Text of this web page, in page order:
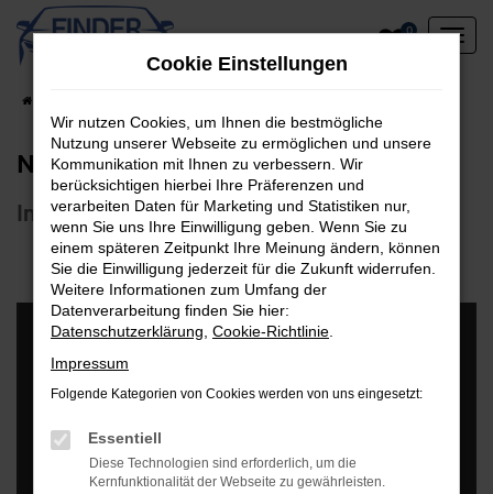
Zum
Hauptinhalt
0
Neuwagen-Konfigurator
Individualisieren Sie Ihr Wunschfahrzeug
Cookie Einstellungen
Wir nutzen Cookies, um Ihnen die bestmögliche
Nutzung unserer Webseite zu ermöglichen und unsere
Kommunikation mit Ihnen zu verbessern. Wir
berücksichtigen hierbei Ihre Präferenzen und
verarbeiten Daten für Marketing und Statistiken nur,
wenn Sie uns Ihre Einwilligung geben. Wenn Sie zu
einem späteren Zeitpunkt Ihre Meinung ändern, können
Sie die Einwilligung jederzeit für die Zukunft widerrufen.
Weitere Informationen zum Umfang der
Datenverarbeitung finden Sie hier:
Datenschutzerklärung Cookie-Richtlinie
Impressum
Folgende Kategorien von Cookies werden von uns eingesetzt:
Essentiell
Diese Technologien sind erforderlich, um die
Kernfunktionalität der Webseite zu gewährleisten.